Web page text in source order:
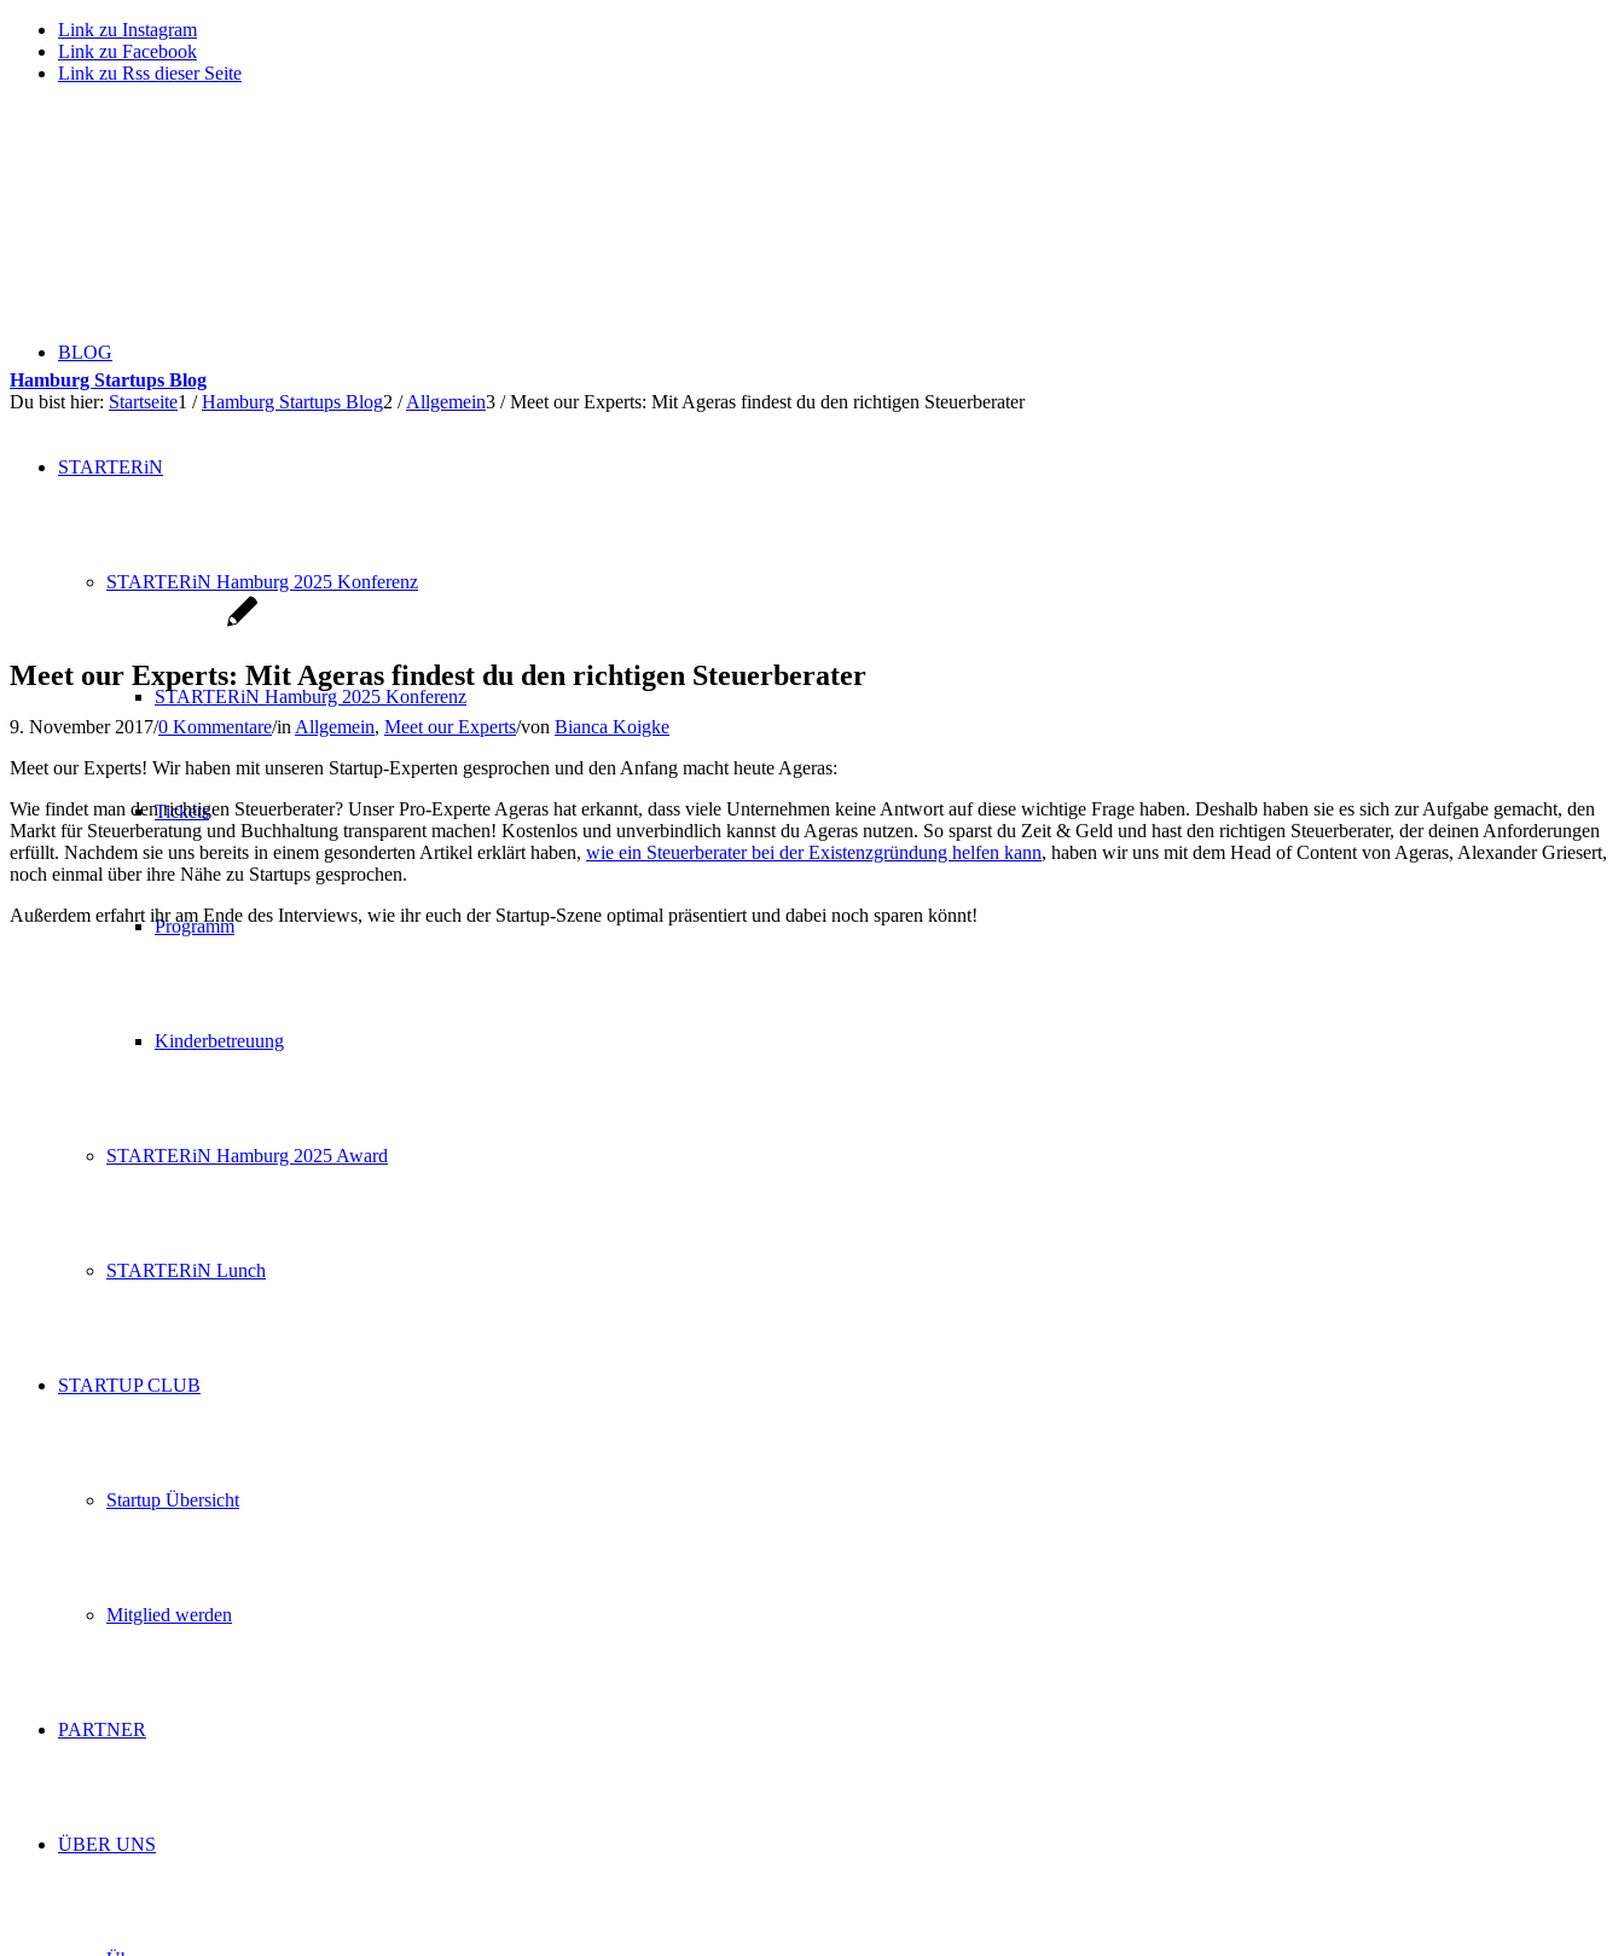
Link zu Instagram
Link zu Facebook
Link zu Rss dieser Seite
BLOG
STARTERiN
STARTERiN Hamburg 2025 Konferenz
STARTERiN Hamburg 2025 Konferenz
Tickets
Programm
Kinderbetreuung
STARTERiN Hamburg 2025 Award
STARTERiN Lunch
STARTUP CLUB
Startup Übersicht
Mitglied werden
PARTNER
ÜBER UNS
Hamburg Startups Blog
Du bist hier: Startseite1 / Hamburg Startups Blog2 / Allgemein3 / Meet our Experts: Mit Ageras findest du den richtigen Steuerberater
Meet our Experts: Mit Ageras findest du den richtigen Steuerberater
9. November 2017/0 Kommentare/in Allgemein, Meet our Experts/von Bianca Koigke
Meet our Experts! Wir haben mit unseren Startup-Experten gesprochen und den Anfang macht heute Ageras:
Wie findet man den richtigen Steuerberater? Unser Pro-Experte Ageras hat erkannt, dass viele Unternehmen keine Antwort auf diese wichtige Frage haben. Deshalb haben sie es sich zur Aufgabe gemacht, den
Markt für Steuerberatung und Buchhaltung transparent machen! Kostenlos und unverbindlich kannst du Ageras nutzen. So sparst du Zeit & Geld und hast den richtigen Steuerberater, der deinen Anforderungen
erfüllt. Nachdem sie uns bereits in einem gesonderten Artikel erklärt haben, wie ein Steuerberater bei der Existenzgründung helfen kann, haben wir uns mit dem Head of Content von Ageras, Alexander Griesert,
noch einmal über ihre Nähe zu Startups gesprochen.
Außerdem erfahrt ihr am Ende des Interviews, wie ihr euch der Startup-Szene optimal präsentiert und dabei noch sparen könnt!